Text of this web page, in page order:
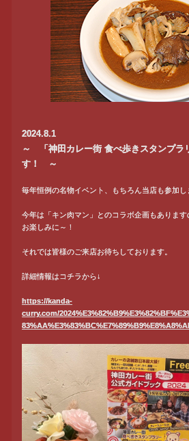
2024.8.1
～ 「神田カレー街 食べ歩きスタンプラ
す！ ～
毎年恒例の名物イベント、もちろん当店も参加し
今年は「キン肉マン」とのコラボ企画もあります
お楽しみに～！
それでは皆様のご来店お待ちしております。
詳細情報はコチラから↓
https://kanda-
curry.com/